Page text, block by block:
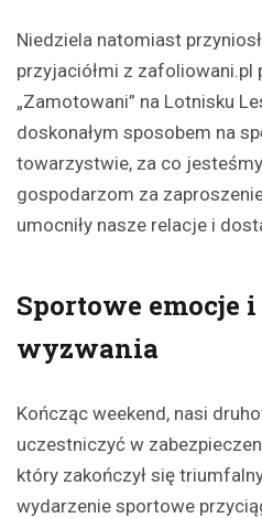
Niedziela natomiast
przyjaciółmi z zafoliowani.pl
„Zamotowani” na Lotnisku
doskonałym sposobem na
towarzystwie, za co
gospodarzom za
umocniły nasze relacje i
Sportowe emocje
wyzwania
Kończąc weekend, nasi
uczestniczyć w
który zakończył się
wydarzenie sportowe